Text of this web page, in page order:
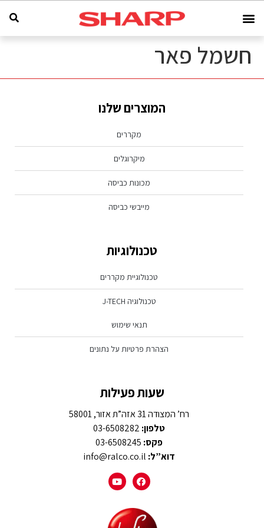
חשמל פאר
המוצרים שלנו
מקררים
מיקרוגלים
מכונות כביסה
מייבשי כביסה
טכנולוגיות
טכנולוגיית מקררים
טכנולוגיה J-TECH
תנאי שימוש
הצהרת פרטיות על נתונים
שעות פעילות
רח’ המצודה 31 אזה”ת אזור, 58001
טלפון:
פקס:
דוא”ל: